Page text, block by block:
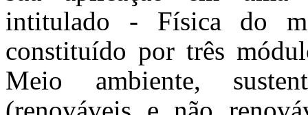
intitulado - Física do
constituído por três
Meio ambiente,